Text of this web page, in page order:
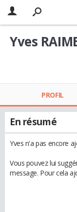
Yves
PROFIL
En résumé
Yves n'a pas encore
Vous pouvez lui
message. Pour cela